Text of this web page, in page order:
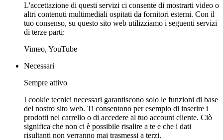
L'accettazione di questi servizi ci consente di mostrarti video o
altri contenuti multimediali ospitati da fornitori esterni. Con il
tuo consenso, su questo sito web utilizziamo i seguenti servizi
di terze parti:
Vimeo, YouTube
Necessari
Sempre attivo
I cookie tecnici necessari garantiscono solo le funzioni di base
del nostro sito web. Ti consentono per esempio di inserire i
prodotti nel carrello o di accedere al tuo account cliente. Ciò
significa che non ci è possibile risalire a te e che i dati
risultanti non verranno mai trasmessi a terzi.